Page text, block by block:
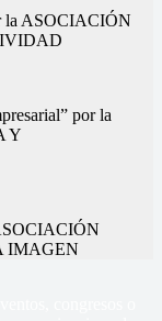
la ASOCIACIÓN
por la
Y
IMAGEN